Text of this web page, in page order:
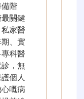
階
關鍵
家醫
、實
科醫
，無
個人
嘅病